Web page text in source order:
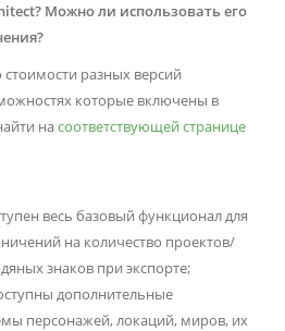
Можно ли использовать его
разных версий
которые включены в
насоответствующей странице
весь базовый функционал для
на количество проектов/
знаков при экспорте;
дополнительные
персонажей, локаций, миров, их